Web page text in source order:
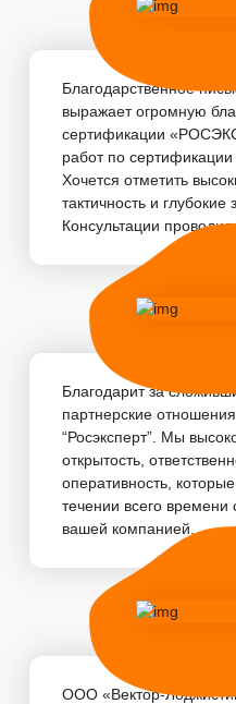
Благодарственное
выражает огромную
сертификации
работ по
Хочется отметить
тактичность и глубокие
Консультации
Благодарит за
партнерские
“Росэксперт”. Мы
открытость,
оперативность,
течении всего времени
вашей компанией. ...
ООО «Вектор-